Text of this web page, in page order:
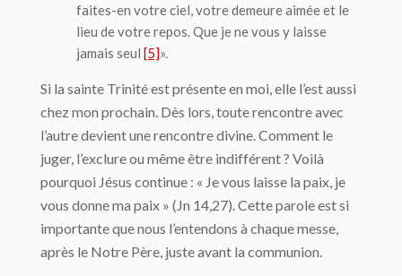
faites-en votre ciel, votre demeure aimée et le
lieu de votre repos. Que je ne vous y laisse
jamais seul [5]».
Si la sainte Trinité est présente en moi, elle l’est aussi
chez mon prochain. Dès lors, toute rencontre avec
l’autre devient une rencontre divine. Comment le
juger, l’exclure ou même être indifférent ? Voilà
pourquoi Jésus continue : « Je vous laisse la paix, je
vous donne ma paix » (Jn 14,27). Cette parole est si
importante que nous l’entendons à chaque messe,
après le Notre Père, juste avant la communion.